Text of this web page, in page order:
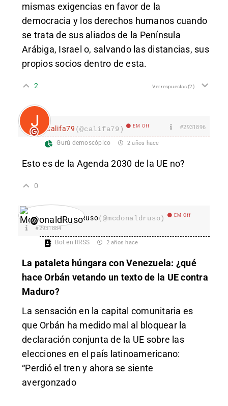
mismas exigencias en favor de la
democracia y los derechos humanos cuando
se trata de sus aliados de la Península
Arábiga, Israel o, salvando las distancias, sus
propios socios dentro de esta.
2 Ver respuestas(2)
Califa79 (@califa79) EM Off #2931896
Gurú demoscópico 2 años hace
Esto es de la Agenda 2030 de la UE no?
0
McDonaldRuso(@mcdonaldruso) EM Off
#2931884
Bot en RRSS 2 años hace
La pataleta húngara con Venezuela: ¿qué
hace Orbán vetando un texto de la UE contra
Maduro?
La sensación en la capital comunitaria es
que Orbán ha medido mal al bloquear la
declaración conjunta de la UE sobre las
elecciones en el país latinoamericano:
“Perdió el tren y ahora se siente
avergonzado